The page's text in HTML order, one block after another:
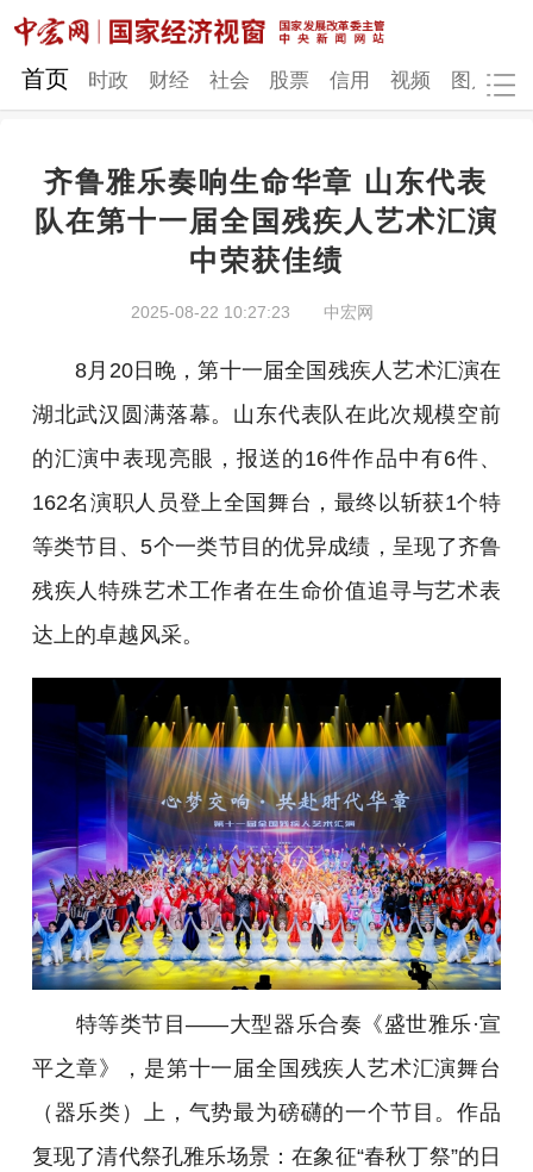
网站地图
时政 财经 社会 股票
视频 图片
中宏研究 营商环境
地方发展
首页 时政 财经 社会 股票 信用 视频 图片
齐鲁雅乐奏响生命华章 山东代表
队在第十一届全国残疾人艺术汇演
中荣获佳绩
2025-08-22 10:27:23 中宏网
8月20日晚，第十一届全国残疾人艺术汇演在
湖北武汉圆满落幕。山东代表队在此次规模空前
的汇演中表现亮眼，报送的16件作品中有6件、
162名演职人员登上全国舞台，最终以斩获1个特
等类节目、5个一类节目的优异成绩，呈现了齐鲁
残疾人特殊艺术工作者在生命价值追寻与艺术表
达上的卓越风采。
特等类节目——大型器乐合奏《盛世雅乐·宣
平之章》，是第十一届全国残疾人艺术汇演舞台
（器乐类）上，气势最为磅礴的一个节目。作品
复现了清代祭孔雅乐场景：在象征“春秋丁祭”的日